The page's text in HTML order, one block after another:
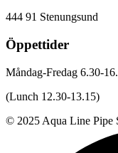
444 91 Stenungsund
Öppettider
Måndag-Fredag 6.30-
(Lunch 12.30-13.15)
© 2025 Aqua Line Pipe